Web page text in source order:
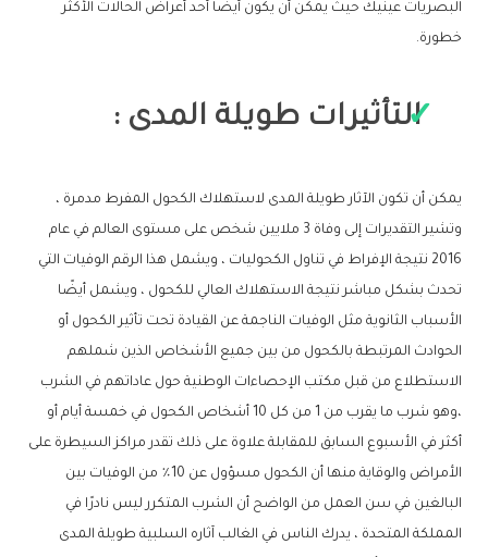
البصريات عينيك حيث يمكن أن يكون أيضًا أحد أعراض الحالات الأكثر
خطورة.
التأثيرات طويلة المدى :
يمكن أن تكون الآثار طويلة المدى لاستهلاك الكحول المفرط مدمرة ،
وتشير التقديرات إلى وفاة 3 ملايين شخص على مستوى العالم في عام
2016 نتيجة الإفراط في تناول الكحوليات ، ويشمل هذا الرقم الوفيات التي
تحدث بشكل مباشر نتيجة الاستهلاك العالي للكحول ، ويشمل أيضًا
الأسباب الثانوية مثل الوفيات الناجمة عن القيادة تحت تأثير الكحول أو
الحوادث المرتبطة بالكحول من بين جميع الأشخاص الذين شملهم
الاستطلاع من قبل مكتب الإحصاءات الوطنية حول عاداتهم في الشرب
،وهو شرب ما يقرب من 1 من كل 10 أشخاص الكحول في خمسة أيام أو
أكثر في الأسبوع السابق للمقابلة علاوة على ذلك تقدر مراكز السيطرة على
الأمراض والوقاية منها أن الكحول مسؤول عن 10٪ من الوفيات بين
البالغين في سن العمل من الواضح أن الشرب المتكرر ليس نادرًا في
المملكة المتحدة ، يدرك الناس في الغالب آثاره السلبية طويلة المدى